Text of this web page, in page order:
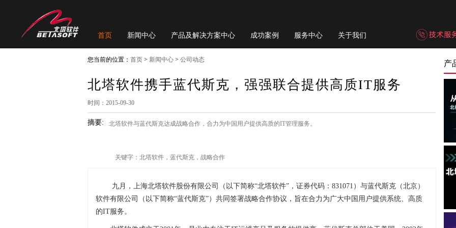
首页 新闻中心 产品及解决方案中心 成功案例 服务中心 关于我们
您当前的位置： 首页 > 新闻中心 > 公司动态
北塔软件携手蓝代斯克，强强联合提供高质IT服务
时间：2015-09-30
摘要: 北塔软件与蓝代斯克达成战略合作，合力为中国用户提供高质的IT管理服务。
关键字：北塔软件，蓝代斯克，战略合作
九月，上海北塔软件股份有限公司（以下简称“北塔软件”，证券代码：831071）与蓝代斯克（北京）
软件有限公司（以下简称“蓝代斯克”）共同签署战略合作协议，旨在合力为广大中国用户提供系统、高质
的IT服务。
产